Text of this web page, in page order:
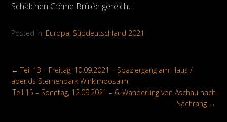
Schälchen Crème Brûlée gereicht.
Posted in: Europa, Süddeutschland 2021
← Teil 13 – Freitag, 10.09.2021 – Spaziergang am Haus /
abends Sternenpark Winklmoosalm
Teil 15 – Sonntag, 12.09.2021 – 6. Wanderung von Aschau nach
Sachrang →